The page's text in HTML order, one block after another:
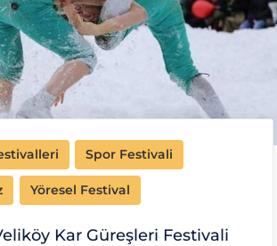
Spor Festivali
Yöresel Festival
Kar Güreşleri Festivali